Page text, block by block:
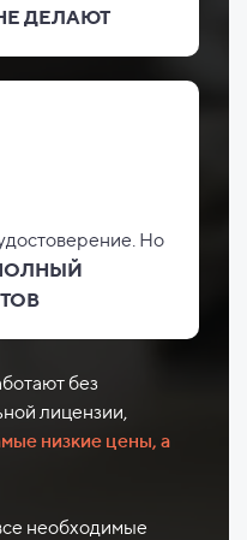
ДЕЛАЮТ
Но
без
лицензии,
низкие цены, а
необходимые